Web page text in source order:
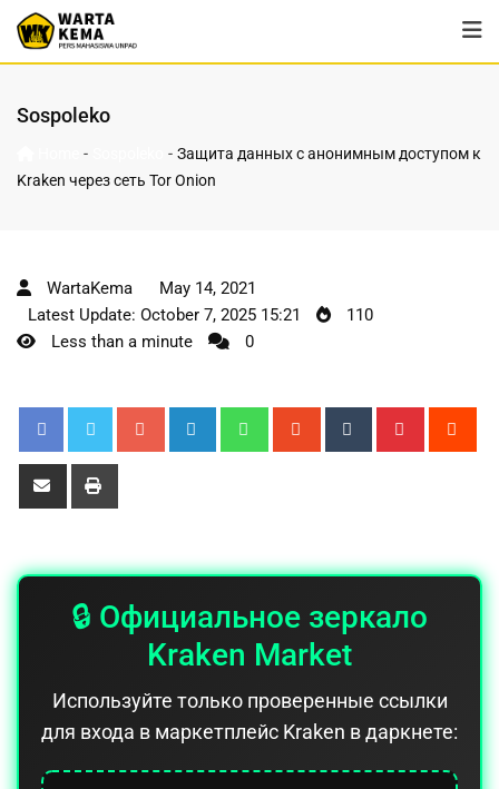
Sospoleko
- - Защита данных с анонимным доступом к
Kraken через сеть Tor Onion
WartaKema
May 14, 2021
Latest Update: October 7, 2025 15:21
110
Less than a minute
0
🔒 Официальное зеркало
Kraken Market
Используйте только проверенные ссылки
для входа в маркетплейс Kraken в даркнете: